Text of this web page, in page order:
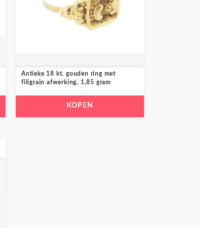
Antieke 18 kt. gouden ring met
filigrain afwerking, 1,85 gram
KOPEN